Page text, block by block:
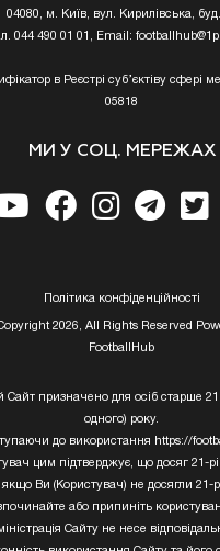
04080, м. Київ, вул. Кирилівська,
044 490 01 01, Email:
в Реєстрі суб’єктіву сфері
05818
МИ У СОЦ. МЕРЕЖАХ
Полiтика конфiденцiйностi
2026, All Rights Reserved
FootballHub
Сайт призначено для осіб старше 21
одного) року.
до використання https://
цим підтверджує, що досяг 21-
якщо Ви (Користувач) не досягли 21-
або припиніть
Сайту не несе